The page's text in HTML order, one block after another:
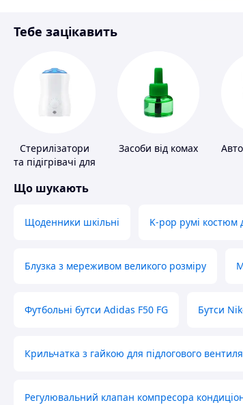
Спорт і відпочинок
Тебе зацікавить
Стерилізатори
та підігрівачі для
харчування
Засоби від комах
Що шукають
Щоденники шкільні K-pop румі костюм
Блузка з мереживом великого розміру
Футбольні бутси Adidas F50 FG Бутси
Крильчатка з гайкою для підлогового
Регулювальний клапан компресора